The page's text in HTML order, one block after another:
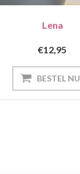
Lena
€12,95